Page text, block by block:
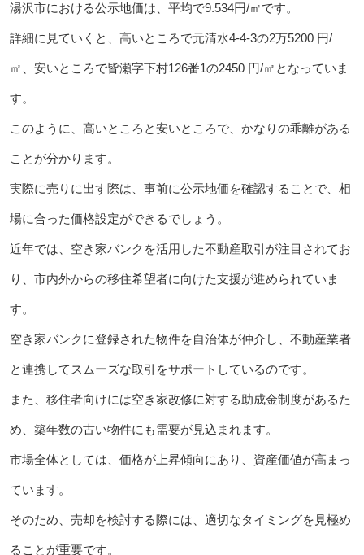
湯沢市における公示地価は、平均で9.534円/㎡です。
詳細に見ていくと、高いところで元清水4-4-3の2万5200 円/
㎡、安いところで皆瀬字下村126番1の2450 円/㎡となっていま
す。
このように、高いところと安いところで、かなりの乖離がある
ことが分かります。
実際に売りに出す際は、事前に公示地価を確認することで、相
場に合った価格設定ができるでしょう。
近年では、空き家バンクを活用した不動産取引が注目されてお
り、市内外からの移住希望者に向けた支援が進められていま
す。
空き家バンクに登録された物件を自治体が仲介し、不動産業者
と連携してスムーズな取引をサポートしているのです。
また、移住者向けには空き家改修に対する助成金制度があるた
め、築年数の古い物件にも需要が見込まれます。
市場全体としては、価格が上昇傾向にあり、資産価値が高まっ
ています。
そのため、売却を検討する際には、適切なタイミングを見極め
ることが重要です。